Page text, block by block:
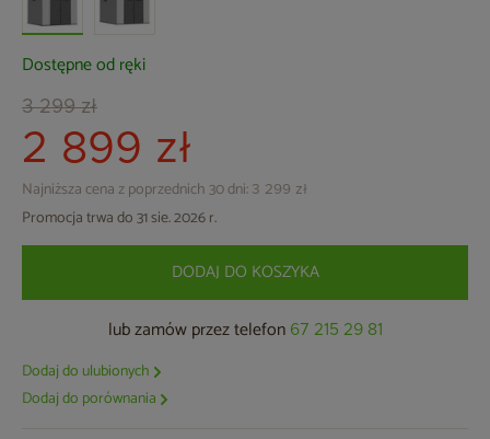
Dostępne od ręki
3 299 zł
2 899 zł
Najniższa cena z poprzednich 30 dni: 3 299 zł
Promocja trwa do 31 sie. 2026 r.
DODAJ DO KOSZYKA
lub zamów przez telefon 67 215 29 81
Dodaj do ulubionych
Dodaj do porównania